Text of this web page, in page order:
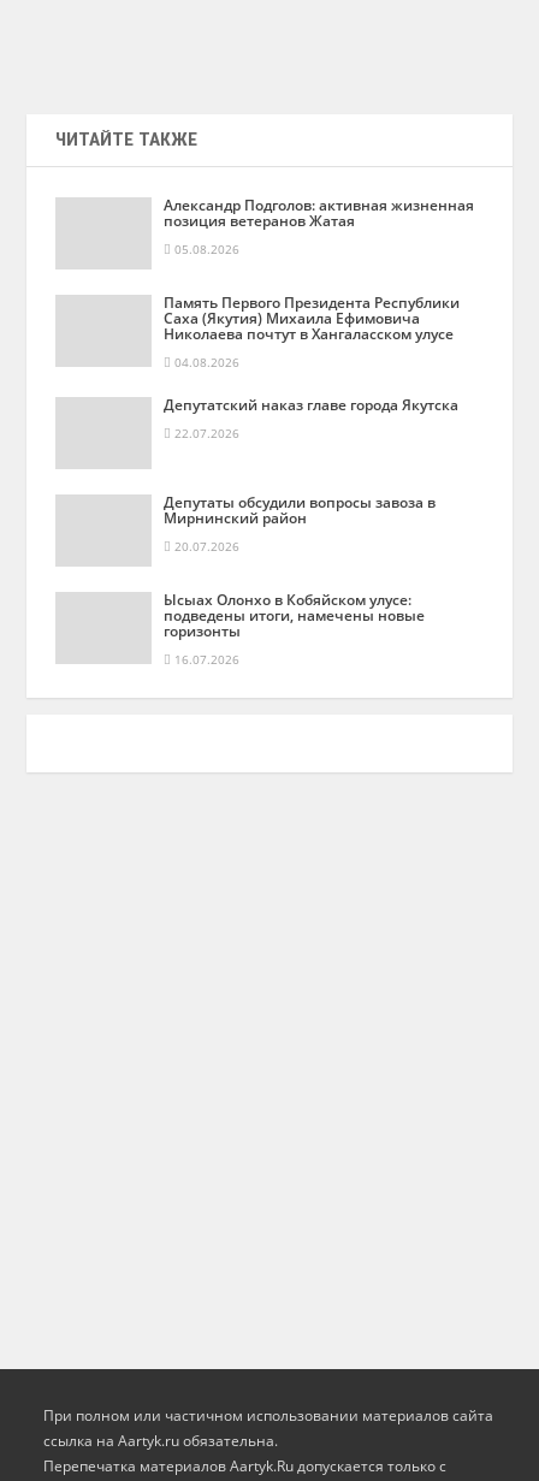
ЧИТАЙТЕ ТАКЖЕ
Александр Подголов: активная жизненная
позиция ветеранов Жатая
05.08.2026
Память Первого Президента Республики
Саха (Якутия) Михаила Ефимовича
Николаева почтут в Хангаласском улусе
04.08.2026
Депутатский наказ главе города Якутска
22.07.2026
Депутаты обсудили вопросы завоза в
Мирнинский район
20.07.2026
Ысыах Олонхо в Кобяйском улусе:
подведены итоги, намечены новые
горизонты
16.07.2026
При полном или частичном использовании материалов сайта
ссылка на Aartyk.ru oбязательна.
Перепечатка материалов Aartyk.Ru допускается только с